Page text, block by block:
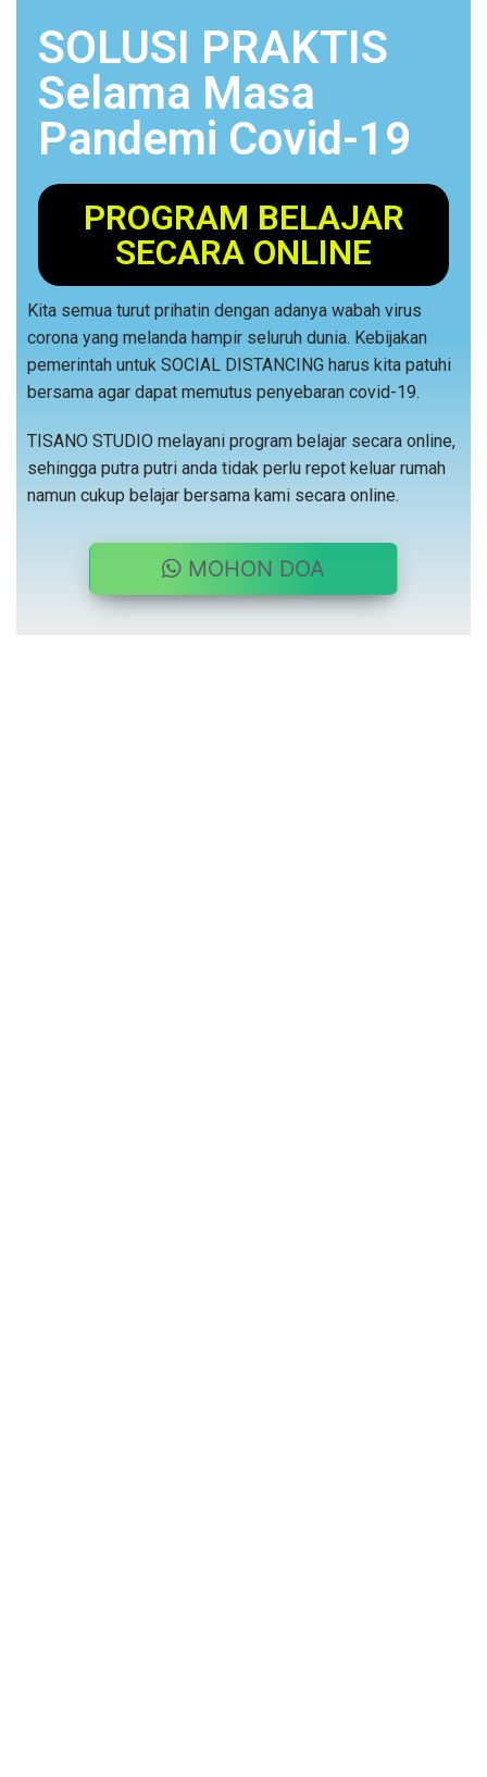
SOLUSI PRAKTIS
Selama Masa
Pandemi Covid-19
PROGRAM BELAJAR
SECARA ONLINE
Kita semua turut prihatin dengan adanya wabah virus
corona yang melanda hampir seluruh dunia. Kebijakan
pemerintah untuk SOCIAL DISTANCING harus kita patuhi
bersama agar dapat memutus penyebaran covid-19.
TISANO STUDIO melayani program belajar secara online,
sehingga putra putri anda tidak perlu repot keluar rumah
namun cukup belajar bersama kami secara online.
MOHON DOA